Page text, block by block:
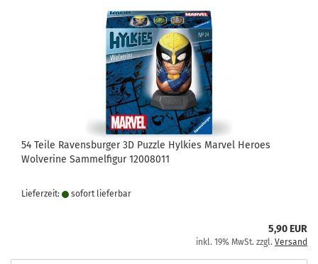
54 Teile Ravensburger 3D Puzzle Hylkies Marvel Heroes
Wolverine Sammelfigur 12008011
Lieferzeit: sofort lie­fer­bar
5,90 EUR
inkl. 19% MwSt. zzgl. Versand